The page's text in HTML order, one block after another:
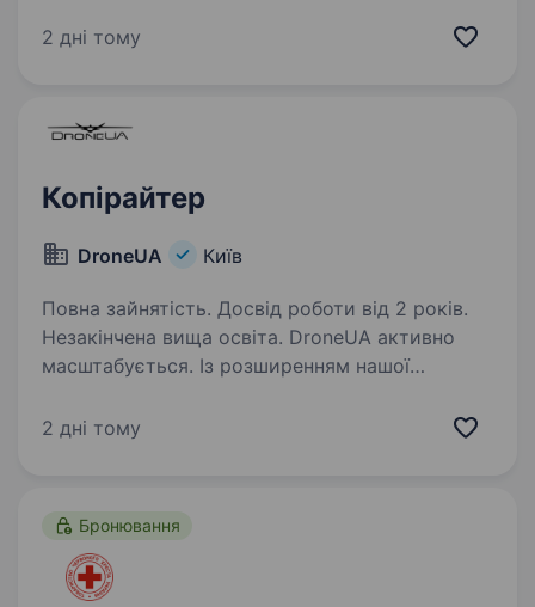
стандарти галузі й творять майбутнє медіа
2 дні тому
Копірайтер
DroneUA Київ
Повна зайнятість. Досвід роботи від 2 років.
Незакінчена вища освіта. DroneUA активно
масштабується. Із розширенням нашої
та запуском нових технологічних продуктів
2 дні тому
Бронювання